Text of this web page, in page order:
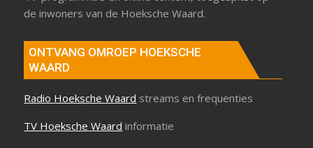
de inwoners van de Hoeksche Waard.
ONTVANG OMROEP HOEKSCHE
WAARD
Radio Hoeksche Waard streams en frequenties
TV Hoeksche Waard informatie